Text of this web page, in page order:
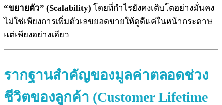
“ขยายตัว” (Scalability) โดยที่กำไรยังคงเติบโตอย่างมั่นคง
ไม่ใช่เพียงการเพิ่มตัวเลขยอดขายให้ดูดีแค่ในหน้ากระดาษ
แต่เพียงอย่างเดียว
รากฐานสำคัญของมูลค่าตลอดช่วง
ชีวิตของลูกค้า (Customer Lifetime